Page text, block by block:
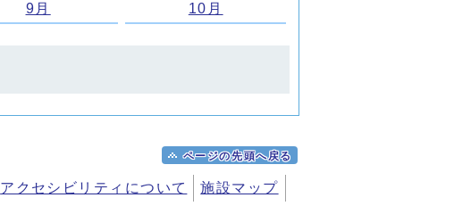
9月 10月
ページの先頭へ戻る
アクセシビリティについて 施設マップ